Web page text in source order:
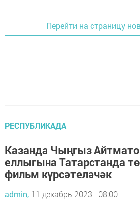
Перейти на страницу
РЕСПУБЛИКАДА
Казанда Чыңгыз
еллыгына Татарстанда
фильм күрсәтеләчәк
admin, 11 декабрь 2023 - 08:00